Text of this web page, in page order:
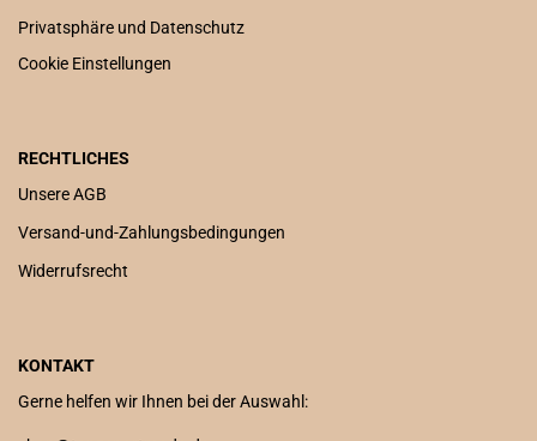
Privatsphäre und Datenschutz
Cookie Einstellungen
RECHTLICHES
Unsere AGB
Versand-und-Zahlungsbedingungen
Widerrufsrecht
KONTAKT
Gerne helfen wir Ihnen bei der Auswahl: